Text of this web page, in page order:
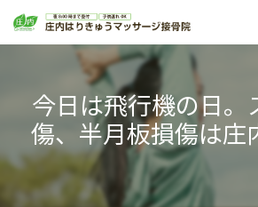
今日は飛行機の日。
傷、半月板損傷は庄